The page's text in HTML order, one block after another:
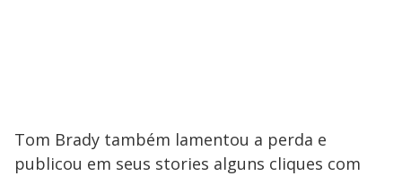
Tom Brady também lamentou a perda e
publicou em seus stories alguns cliques com